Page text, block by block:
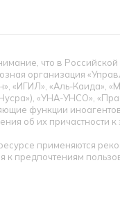
что в
организация
«ИГИЛ», «Аль-Каида»,
«УНА-УНСО»,
функции
об их причастности
применяются
к предпочтениям